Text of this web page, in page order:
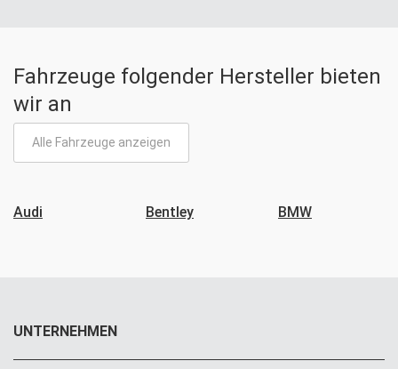
Fahrzeuge folgender Hersteller bieten
wir an
Alle Fahrzeuge anzeigen
Audi Bentley BMW
UNTERNEHMEN